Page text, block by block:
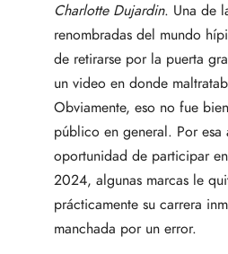
Charlotte Dujardin. Una de
renombradas del mundo
de retirarse por la puerta
un video en donde
Obviamente, eso no fue
público en general. Por
oportunidad de participar
2024, algunas marcas le
prácticamente su carrera
manchada por un error.